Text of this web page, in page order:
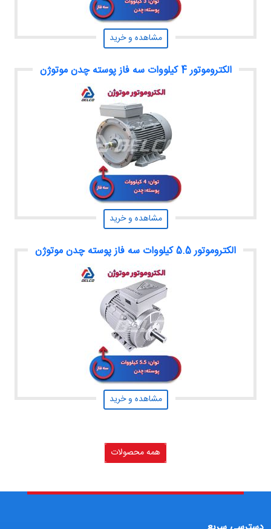
مشاهده و خرید
الکتروموتور 4 کیلووات سه فاز پوسته چدن موتوژن
مشاهده و خرید
الکتروموتور 5.5 کیلووات سه فاز پوسته چدن موتوژن
مشاهده و خرید
همه محصولات